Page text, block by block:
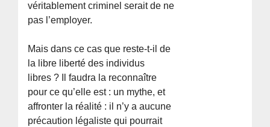
véritablement criminel serait de ne
pas l’employer.
Mais dans ce cas que reste-t-il de
la libre liberté des individus
libres ? Il faudra la reconnaître
pour ce qu’elle est : un mythe, et
affronter la réalité : il n’y a aucune
précaution légaliste qui pourrait